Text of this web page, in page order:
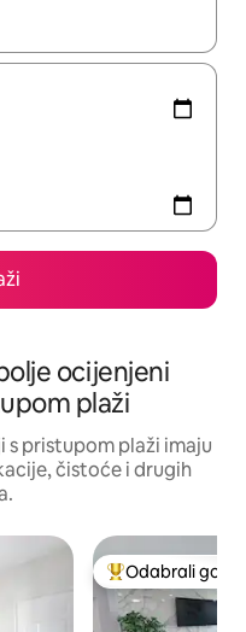
ćete ih pregledati
ocijenjeni
plaži
s pristupom plaži imaju
čistoće i drugih
Među najviše
Odabrali gosti